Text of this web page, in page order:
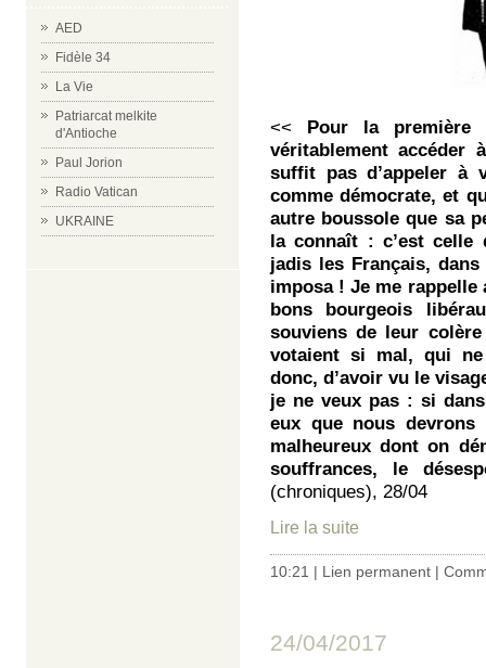
AED
Fidèle 34
La Vie
Patriarcat melkite
d'Antioche
Paul Jorion
Radio Vatican
UKRAINE
<< Pour la première
véritablement accéder
suffit pas d’appeler à
comme démocrate, et
autre boussole que sa
la connaît : c’est celle
jadis les Français,
imposa ! Je me
bons bourgeois
souviens de leur
votaient si mal, qui
donc, d’avoir vu le
je ne veux pas : si
eux que nous
malheureux dont on
souffrances, le
(chroniques), 28/04
Lire la suite
10:21 | Lien permanent |
24/04/2017